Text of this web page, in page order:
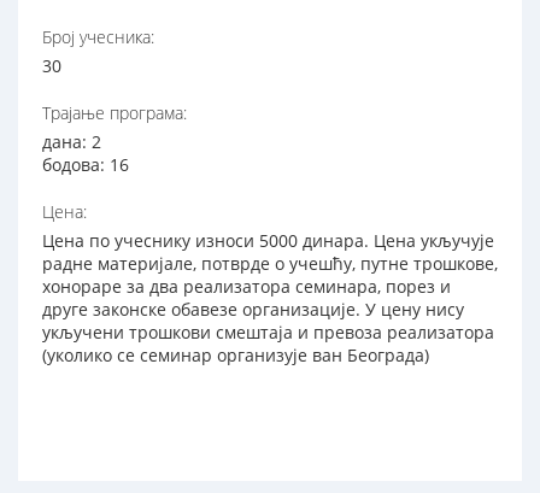
Број учесника:
30
Трајање програма:
дана: 2
бодова: 16
Цена:
Цена по учеснику износи 5000 динара. Цена укључује
радне материјале, потврде о учешћу, путне трошкове,
хонораре за два реализатора семинара, порез и
друге законске обавезе организације. У цену нису
укључени трошкови смештаја и превоза реализатора
(уколико се семинар организује ван Београда)